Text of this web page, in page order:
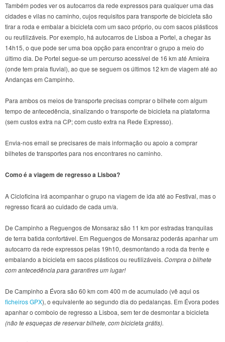
Também podes ver os autocarros da rede expressos para qualquer uma das
cidades e vilas no caminho, cujos requisitos para transporte de bicicleta são
tirar a roda e embalar a bicicleta com um saco próprio, ou com sacos plásticos
ou reutilizáveis. Por exemplo, há autocarros de Lisboa a Portel, a chegar às
14h15, o que pode ser uma boa opção para encontrar o grupo a meio do
último dia. De Portel segue-se um percurso acessível de 16 km até Amieira
(onde tem praia fluvial), ao que se seguem os últimos 12 km de viagem até ao
Andanças em Campinho.
Para ambos os meios de transporte precisas comprar o bilhete com algum
tempo de antecedência, sinalizando o transporte de bicicleta na plataforma
(sem custos extra na CP; com custo extra na Rede Expresso).
Envia-nos email se precisares de mais informação ou apoio a comprar
bilhetes de transportes para nos encontrares no caminho.
Como é a viagem de regresso a Lisboa?
A Cicloficina irá acompanhar o grupo na viagem de ida até ao Festival, mas o
regresso ficará ao cuidado de cada um/a.
De Campinho a Reguengos de Monsaraz são 11 km por estradas tranquilas
de terra batida confortável. Em Reguengos de Monsaraz poderás apanhar um
autocarro da rede expressos pelas 19h10, desmontando a roda da frente e
embalando a bicicleta em sacos plásticos ou reutilizáveis. Compra o bilhete
com antecedência para garantires um lugar!
De Campinho a Évora são 60 km com 400 m de acumulado (vê aqui os
ficheiros GPX), o equivalente ao segundo dia do pedalanças. Em Évora podes
apanhar o comboio de regresso a Lisboa, sem ter de desmontar a bicicleta
(não te esqueças de reservar bilhete, com bicicleta grátis).